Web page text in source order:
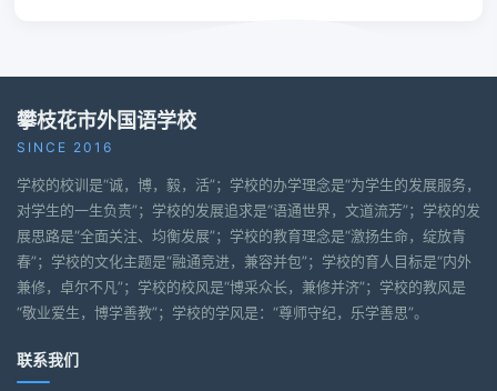
攀枝花市外国语学校
SINCE 2016
学校的校训是“诚，博，毅，活”；学校的办学理念是“为学生的发展服务，
对学生的一生负责”；学校的发展追求是“语通世界，文道流芳”；学校的发
展思路是“全面关注、均衡发展”；学校的教育理念是“激扬生命，绽放青
春”；学校的文化主题是“融通竞进，兼容并包”；学校的育人目标是“内外
兼修，卓尔不凡”；学校的校风是“博采众长，兼修并济”；学校的教风是
“敬业爱生，博学善教”；学校的学风是：“尊师守纪，乐学善思”。
联系我们